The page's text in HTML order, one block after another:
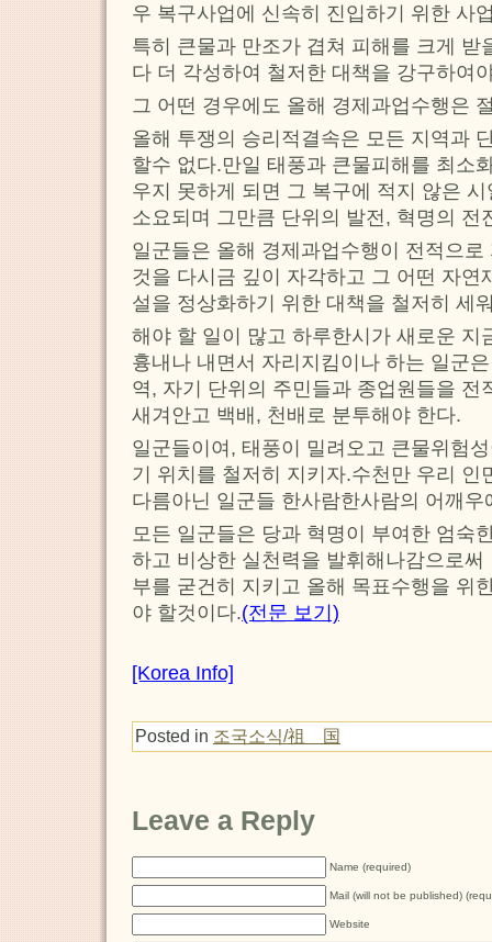
우 복구사업에 신속히 진입하기 위한 사
특히 큰물과 만조가 겹쳐 피해를 크게 받
다 더 각성하여 철저한 대책을 강구하여
그 어떤 경우에도 올해 경제과업수행은
올해 투쟁의 승리적결속은 모든 지역과
할수 없다.만일 태풍과 큰물피해를 최소
우지 못하게 되면 그 복구에 적지 않은
소요되며 그만큼 단위의 발전, 혁명의 전
일군들은 올해 경제과업수행이 전적으
것을 다시금 깊이 자각하고 그 어떤 자연
설을 정상화하기 위한 대책을 철저히 세
해야 할 일이 많고 하루한시가 새로운 지
흉내나 내면서 자리지킴이나 하는 일군
역, 자기 단위의 주민들과 종업원들을 전
새겨안고 백배, 천배로 분투해야 한다.
일군들이여, 태풍이 밀려오고 큰물위험
기 위치를 철저히 지키자.수천만 우리 인
다름아닌 일군들 한사람한사람의 어깨우
모든 일군들은 당과 혁명이 부여한 엄숙
하고 비상한 실천력을 발휘해나감으로
부를 굳건히 지키고 올해 목표수행을 위
야 할것이다.(전문 보기)
[Korea Info]
Posted in 조국소식/祖 国
Leave a Reply
Name (required)
Mail (will not be published)
Website